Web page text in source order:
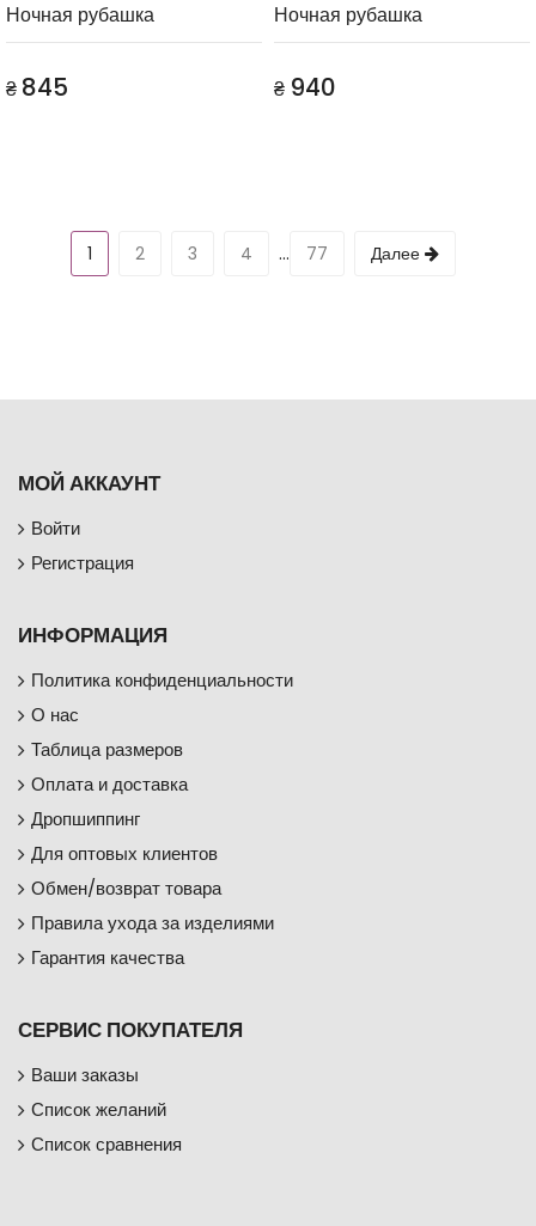
Ночная рубашка
₴ 845
Ночная рубашка
₴ 940
1 2 3 4 ... 77 Далее
МОЙ АККАУНТ
Войти
Регистрация
ИНФОРМАЦИЯ
Политика конфиденциальности
О нас
Таблица размеров
Оплата и доставка
Дропшиппинг
Для оптовых клиентов
Обмен/возврат товара
Правила ухода за изделиями
Гарантия качества
СЕРВИС ПОКУПАТЕЛЯ
Ваши заказы
Список желаний
Список сравнения